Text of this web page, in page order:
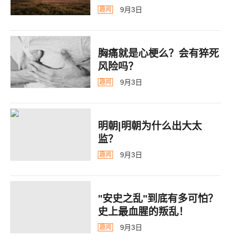
告
趣闻 9月3日
胸痛就是心梗么？会有猝死
风险吗？
趣闻 9月3日
明朝|明朝为什么出大太
监？ ​​​
趣闻 9月3日
"安史之乱"到底有多可怕？
史上最血腥的叛乱！
趣闻 9月3日